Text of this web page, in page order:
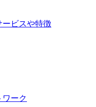
ービスや特徴
ワーク